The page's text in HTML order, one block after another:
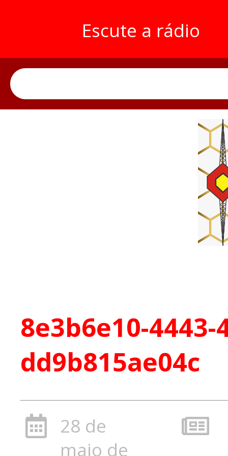
Escute a rádio
8e3b6e10-4443-
dd9b815ae04c
28 de
maio de